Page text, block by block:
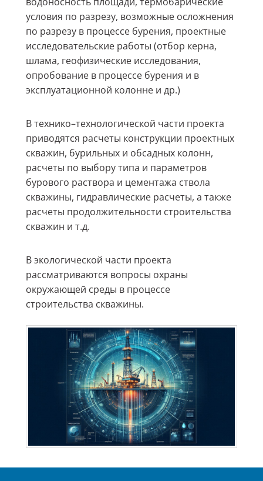
условия по разрезу, возможные осложнения
по разрезу в процессе бурения, проектные
исследовательские работы (отбор керна,
шлама, геофизические исследования,
опробование в процессе бурения и в
эксплуатационной колонне и др.)
В технико–технологической части проекта
приводятся расчеты конструкции проектных
скважин, бурильных и обсадных колонн,
расчеты по выбору типа и параметров
бурового раствора и цементажа ствола
скважины, гидравлические расчеты, а также
расчеты продолжительности строительства
скважин и т.д.
В экологической части проекта
рассматриваются вопросы охраны
окружающей среды в процессе
строительства скважины.